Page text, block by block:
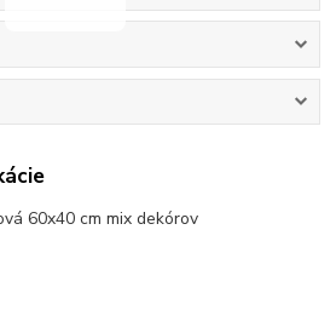
60x40 cm mix dekórov